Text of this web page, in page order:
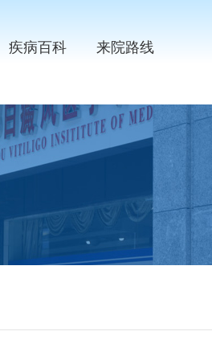
疾病百科 来院路线